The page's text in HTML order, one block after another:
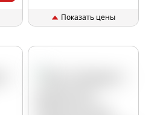
Показать цены